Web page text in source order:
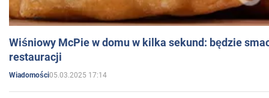
Wiśniowy McPie w domu w kilka sekund: będzie
restauracji
Wiadomości05.03.2025 17:14